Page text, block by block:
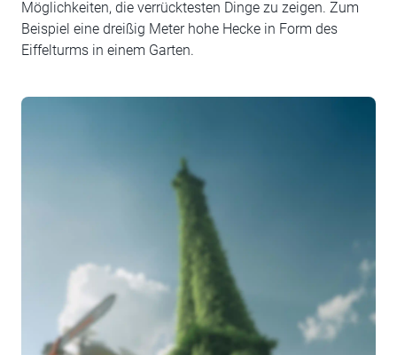
Möglichkeiten, die verrücktesten Dinge zu zeigen. Zum
Beispiel eine dreißig Meter hohe Hecke in Form des
Eiffelturms in einem Garten.